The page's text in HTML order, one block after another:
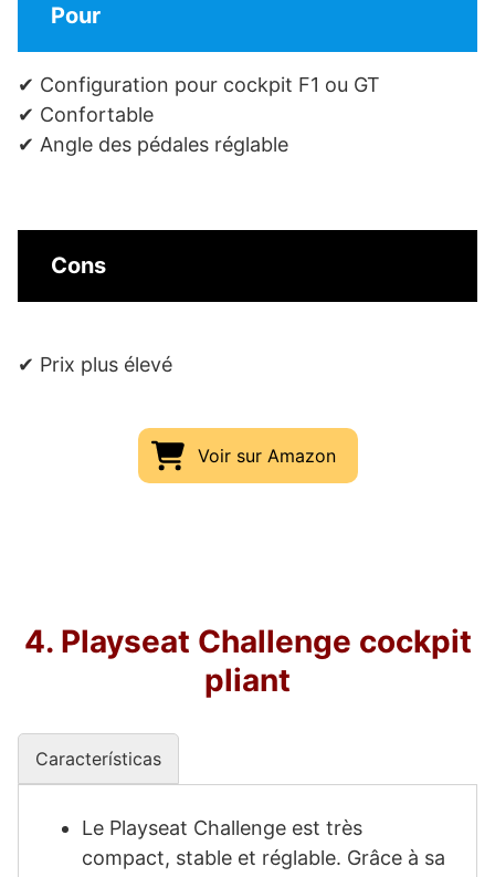
Pour
✔ Configuration pour cockpit F1 ou GT
✔ Confortable
✔ Angle des pédales réglable
Cons
✔ Prix plus élevé
Voir sur Amazon
4. Playseat Challenge cockpit
pliant
Características
Le Playseat Challenge est très
compact, stable et réglable. Grâce à sa